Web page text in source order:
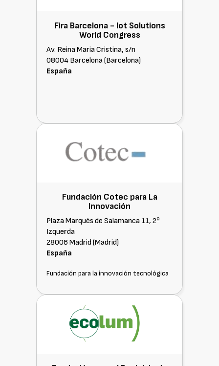
Fira Barcelona - Iot Solutions
World Congress
Av. Reina Maria Cristina, s/n
08004 Barcelona (Barcelona)
España
Fundación Cotec para La
Innovación
Plaza Marqués de Salamanca 11, 2º
Izquerda
28006 Madrid (Madrid)
España
Fundación para la innovación tecnológica